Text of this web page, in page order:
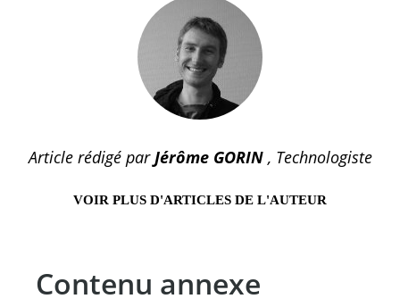
Article rédigé parJérôme GORIN , Technologiste
VOIR PLUS D'ARTICLES DE L'AUTEUR
Contenu annexe